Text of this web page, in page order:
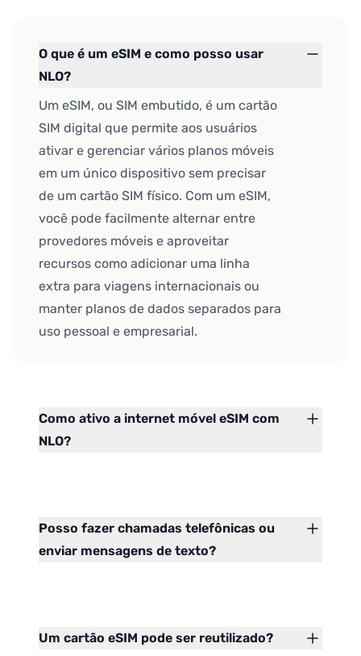
O que é um eSIM e como posso usar
NLO?
Um eSIM, ou SIM embutido, é um cartão
SIM digital que permite aos usuários
ativar e gerenciar vários planos móveis
em um único dispositivo sem precisar
de um cartão SIM físico. Com um eSIM,
você pode facilmente alternar entre
provedores móveis e aproveitar
recursos como adicionar uma linha
extra para viagens internacionais ou
manter planos de dados separados para
uso pessoal e empresarial.
Como ativo a internet móvel eSIM com
NLO?
Posso fazer chamadas telefônicas ou
enviar mensagens de texto?
Um cartão eSIM pode ser reutilizado?